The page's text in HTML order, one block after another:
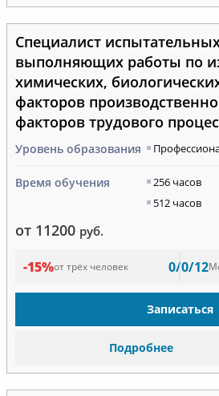
Специалист
выполняющих работы по
химических,
факторов
факторов трудового
Уровень образования
Время обучения
256 часов
512 часов
от 11200 руб.
-15%от трёх человек 0/0/12
Записаться
Подробнее